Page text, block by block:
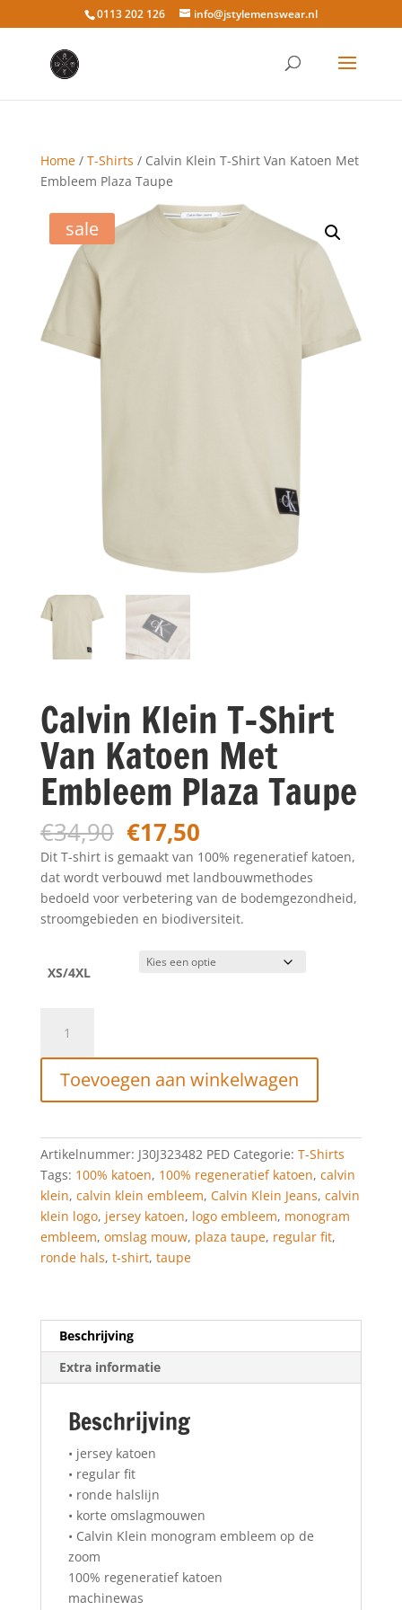
0113 202 126 info@jstylemenswear.nl
Home/ T-Shirts / Calvin Klein T-Shirt Van Katoen Met
Embleem Plaza Taupe
sale
Calvin Klein T-Shirt
Van Katoen Met
Embleem Plaza Taupe
€34,90 Oorspronkelijke
prijs
was:
€34,90.
€17,50Huidige
prijs
is:
€17,50.
Dit T-shirt is gemaakt van 100% regeneratief katoen,
dat wordt verbouwd met landbouwmethodes
bedoeld voor verbetering van de bodemgezondheid,
stroomgebieden en biodiversiteit.
XS/4XL
Klein
T-
Shirt
Van
Met
Embleem
Plaza
Taupe
aantal
Toevoegen aan winkelwagen
Artikelnummer: J30J323482 PED Categorie: T-Shirts
Tags: 100% katoen, 100% regeneratief katoen, calvin
klein, calvin klein embleem, Calvin Klein Jeans, calvin
klein logo, jersey katoen, logo embleem, monogram
embleem, omslag mouw, plaza taupe, regular fit,
ronde hals, t-shirt, taupe
Beschrijving
Extra informatie
Beschrijving
• jersey katoen
• regular fit
• ronde halslijn
• korte omslagmouwen
• Calvin Klein monogram embleem op de
zoom
100% regeneratief katoen
machinewas